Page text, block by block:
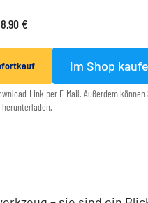
8,90 €
Im Shop
Link per E-Mail. Außerdem
herunterladen.